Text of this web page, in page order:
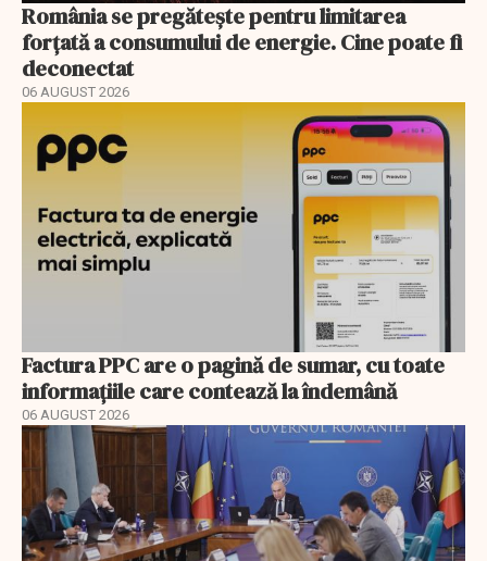
România se pregătește pentru limitarea
forțată a consumului de energie. Cine poate fi
deconectat
06 AUGUST 2026
Factura PPC are o pagină de sumar, cu toate
informațiile care contează la îndemână
06 AUGUST 2026